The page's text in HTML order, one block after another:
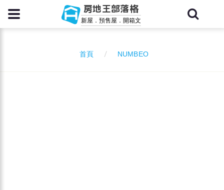
房地王部落格
新屋．預售屋．開箱文
首頁 NUMBEO